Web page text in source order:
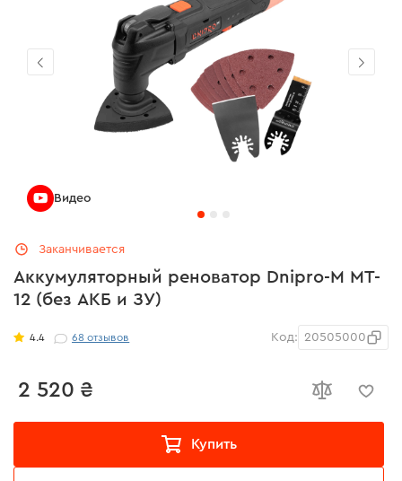
Аккумуляторный реноватор Dnipro-M MT-
12 (без АКБ и ЗУ)
4.4 68отзывов Код: 20505000
2 520 ₴
Купить
Заканчивается
Видео